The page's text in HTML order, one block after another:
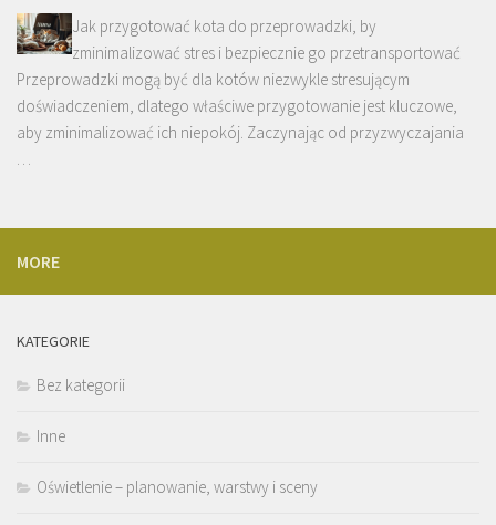
Jak przygotować kota do przeprowadzki, by
zminimalizować stres i bezpiecznie go przetransportować
Przeprowadzki mogą być dla kotów niezwykle stresującym
doświadczeniem, dlatego właściwe przygotowanie jest kluczowe,
aby zminimalizować ich niepokój. Zaczynając od przyzwyczajania
MORE
KATEGORIE
Bez kategorii
Inne
Oświetlenie – planowanie, warstwy i sceny